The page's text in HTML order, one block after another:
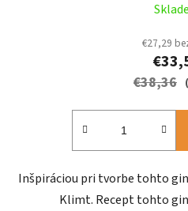
€27,29
€38,36
Inšpiráciou pri tvorbe tohto
Klimt. Recept tohto